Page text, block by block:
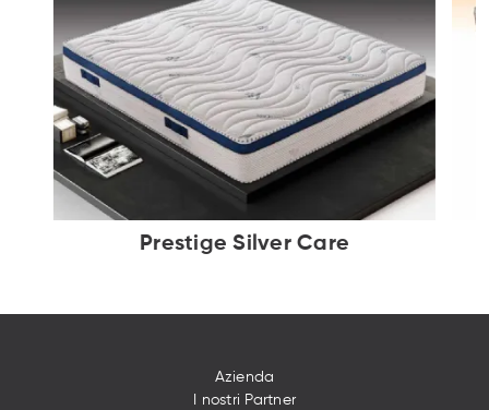
Prestige Silver Care
Azienda
I nostri Partner